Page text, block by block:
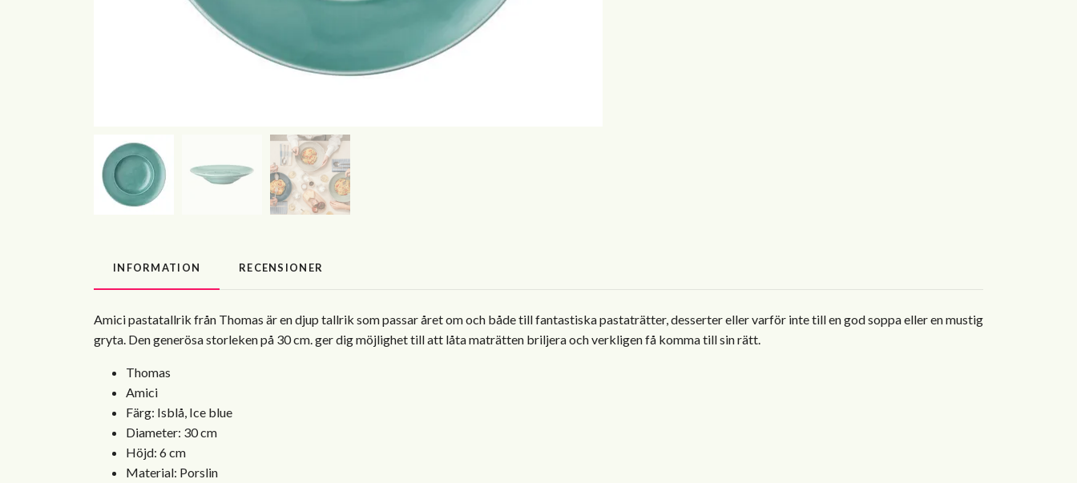
INFORMATION RECENSIONER
Amici pastatallrik från Thomas är en djup tallrik som passar året om och både till fantastiska pastaträtter, desserter eller varför inte till en god soppa eller en mustig
gryta. Den generösa storleken på 30 cm. ger dig möjlighet till att låta maträtten briljera och verkligen få komma till sin rätt.
Thomas
Amici
Färg: Isblå, Ice blue
Diameter: 30 cm
Höjd: 6 cm
Material: Porslin